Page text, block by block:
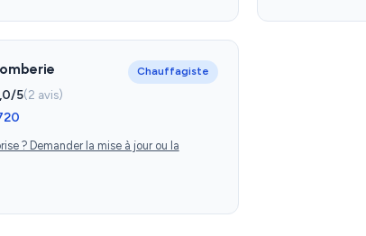
Chauffagiste
5(2 avis)
? Demander la mise à jour ou la